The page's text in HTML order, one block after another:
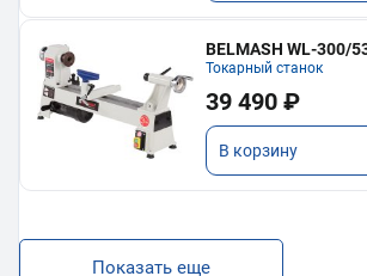
BELMASH WL-300/
Токарный станок
39 490 ₽
В корзину
Показать еще